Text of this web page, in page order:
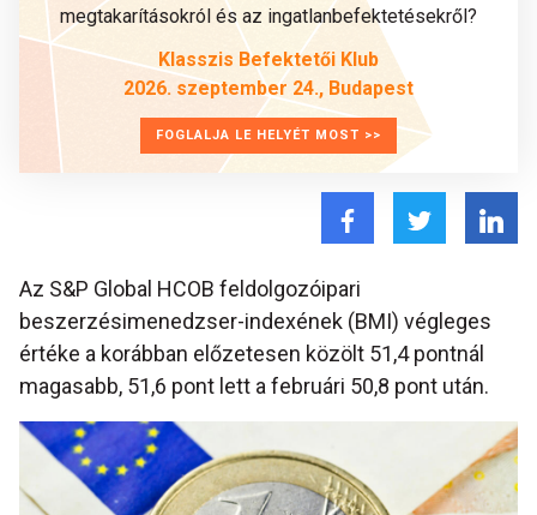
megtakarításokról és az ingatlanbefektetésekről?
Klasszis Befektetői Klub
2026. szeptember 24., Budapest
FOGLALJA LE HELYÉT MOST >>
Az S&P Global HCOB feldolgozóipari
beszerzésimenedzser-indexének (BMI) végleges
értéke a korábban előzetesen közölt 51,4 pontnál
magasabb, 51,6 pont lett a februári 50,8 pont után.